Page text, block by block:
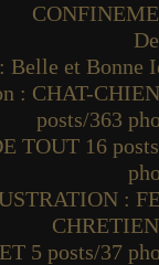
Belle et Bonne
: CHAT-
posts/363
TOUT 16
:
5 posts/37